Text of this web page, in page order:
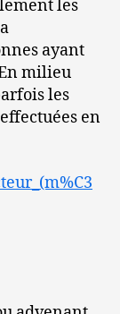
les
ayant
milieu
les
en